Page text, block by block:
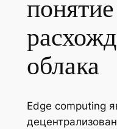
облака
Edge computing